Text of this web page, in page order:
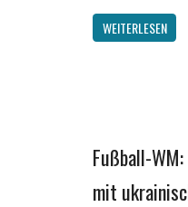
WEITERLESEN
Gesellschaft
Fußball-
mit